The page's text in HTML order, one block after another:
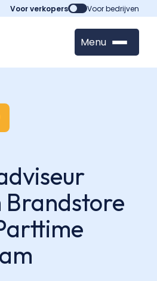
Voor verkopers Voor bedrijven
Menu
Brandstore